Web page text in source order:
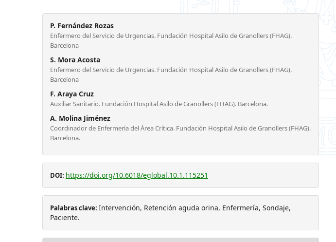
P. Fernández Rozas
Enfermero del Servicio de Urgencias. Fundación Hospital Asilo de Granollers (FHAG).
Barcelona
S. Mora Acosta
Enfermero del Servicio de Urgencias. Fundación Hospital Asilo de Granollers (FHAG).
Barcelona
F. Araya Cruz
Auxiliar Sanitario. Fundación Hospital Asilo de Granollers (FHAG). Barcelona.
A. Molina Jiménez
Coordinador de Enfermería del Área Crítica. Fundación Hospital Asilo de Granollers (FHAG).
Barcelona.
DOI: https://doi.org/10.6018/eglobal.10.1.115251
Palabras clave: Intervención, Retención aguda orina, Enfermería, Sondaje,
Paciente.